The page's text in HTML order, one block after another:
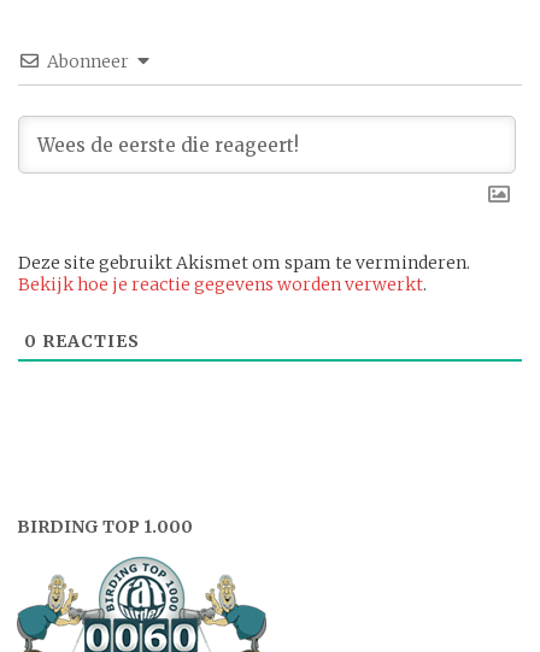
Abonneer
Deze site gebruikt Akismet om spam te verminderen.
Bekijk hoe je reactie gegevens worden verwerkt.
0 REACTIES
BIRDING TOP 1.000